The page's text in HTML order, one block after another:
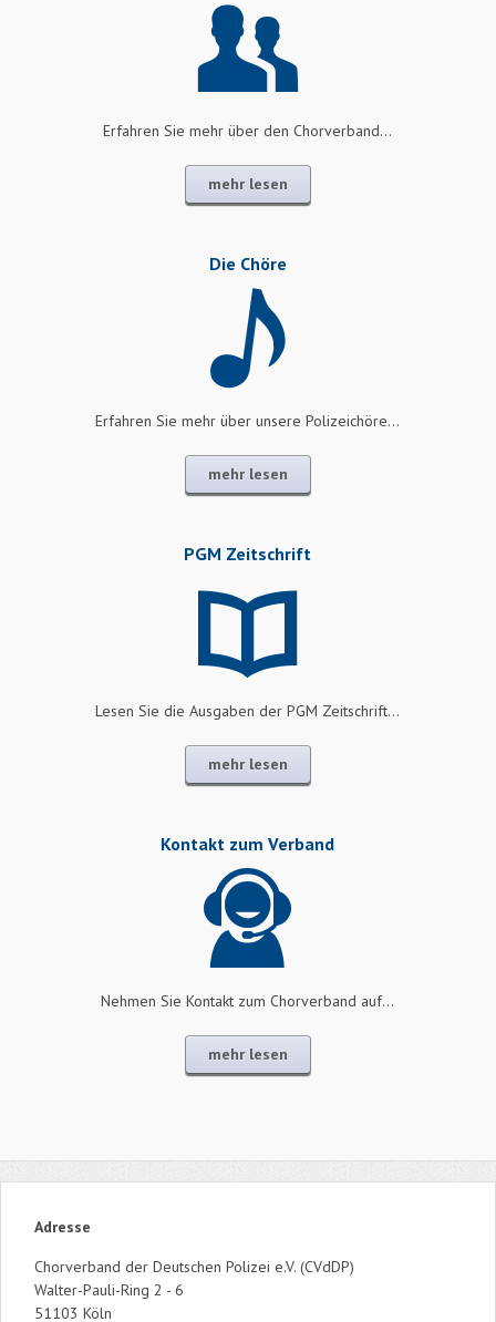
Erfahren Sie mehr über den Chorverband...
mehr lesen
Die Chöre
Erfahren Sie mehr über unsere Polizeichöre...
mehr lesen
PGM Zeitschrift
Lesen Sie die Ausgaben der PGM Zeitschrift...
mehr lesen
Kontakt zum Verband
Nehmen Sie Kontakt zum Chorverband auf...
mehr lesen
Adresse
Chorverband der Deutschen Polizei e.V. (CVdDP)
Walter-Pauli-Ring 2 - 6
51103 Köln